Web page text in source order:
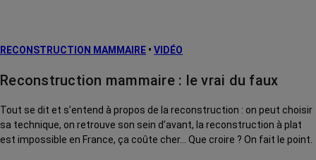
RECONSTRUCTION MAMMAIRE • VIDÉO
Reconstruction mammaire : le vrai du faux
Tout se dit et s’entend à propos de la reconstruction : on peut choisir
sa technique, on retrouve son sein d’avant, la reconstruction à plat
est impossible en France, ça coûte cher… Que croire ? On fait le point.